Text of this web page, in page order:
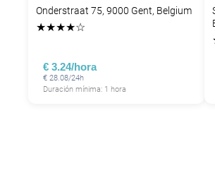
Onderstraat 75, 9000 Gent, Belgium
★★★★☆
€ 3.24/hora
€ 28.08/24h
Duración mínima: 1 hora